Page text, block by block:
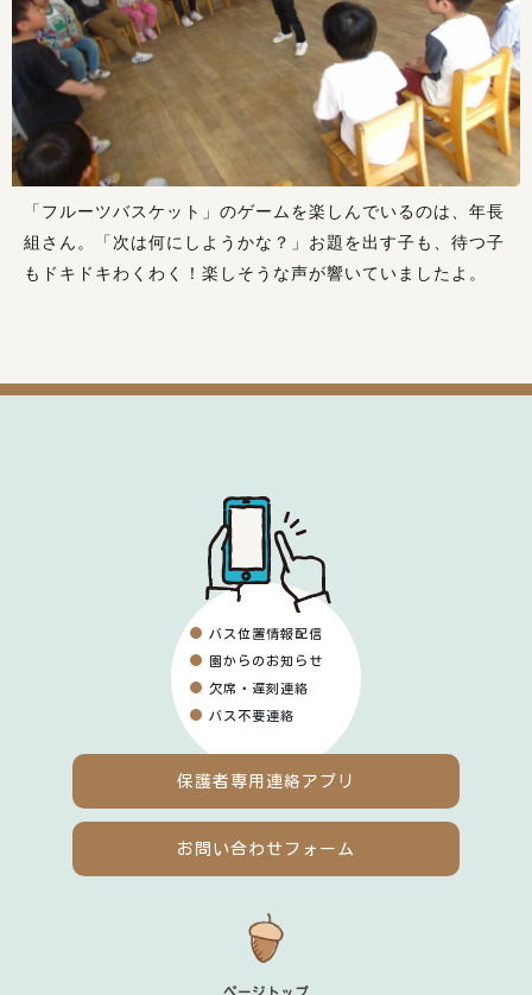
「フルーツバスケット」のゲームを楽しんでいるのは、年長
組さん。「次は何にしようかな？」お題を出す子も、待つ子
もドキドキわくわく！楽しそうな声が響いていましたよ。
お問い合わせフォーム
保護者専用 連絡アプリ
バス位置情報配信
園からのお知らせ
欠席・遅刻連絡
バス不要連絡
ページトップ